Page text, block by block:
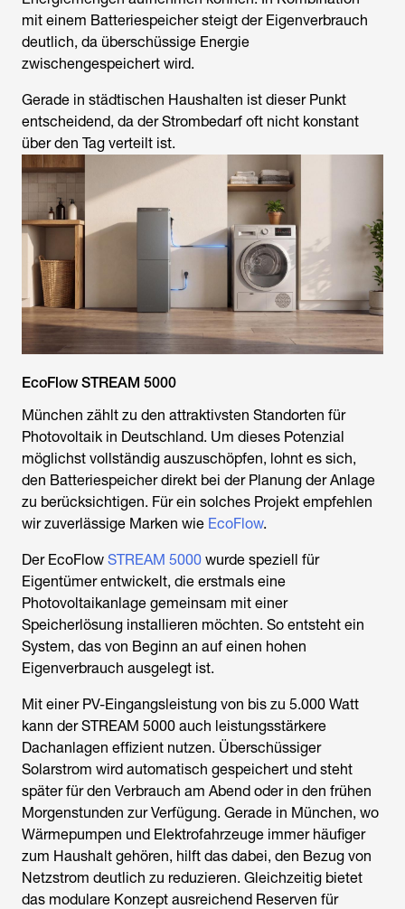
mit einem Batteriespeicher steigt der Eigenverbrauch
deutlich, da überschüssige Energie
zwischengespeichert wird.
Gerade in städtischen Haushalten ist dieser Punkt
entscheidend, da der Strombedarf oft nicht konstant
über den Tag verteilt ist.
EcoFlow STREAM 5000
München zählt zu den attraktivsten Standorten für
Photovoltaik in Deutschland. Um dieses Potenzial
möglichst vollständig auszuschöpfen, lohnt es sich,
den Batteriespeicher direkt bei der Planung der Anlage
zu berücksichtigen. Für ein solches Projekt empfehlen
wir zuverlässige Marken wie EcoFlow.
Der EcoFlow STREAM 5000 wurde speziell für
Eigentümer entwickelt, die erstmals eine
Photovoltaikanlage gemeinsam mit einer
Speicherlösung installieren möchten. So entsteht ein
System, das von Beginn an auf einen hohen
Eigenverbrauch ausgelegt ist.
Mit einer PV-Eingangsleistung von bis zu 5.000 Watt
kann der STREAM 5000 auch leistungsstärkere
Dachanlagen effizient nutzen. Überschüssiger
Solarstrom wird automatisch gespeichert und steht
später für den Verbrauch am Abend oder in den frühen
Morgenstunden zur Verfügung. Gerade in München, wo
Wärmepumpen und Elektrofahrzeuge immer häufiger
zum Haushalt gehören, hilft das dabei, den Bezug von
Netzstrom deutlich zu reduzieren. Gleichzeitig bietet
das modulare Konzept ausreichend Reserven für